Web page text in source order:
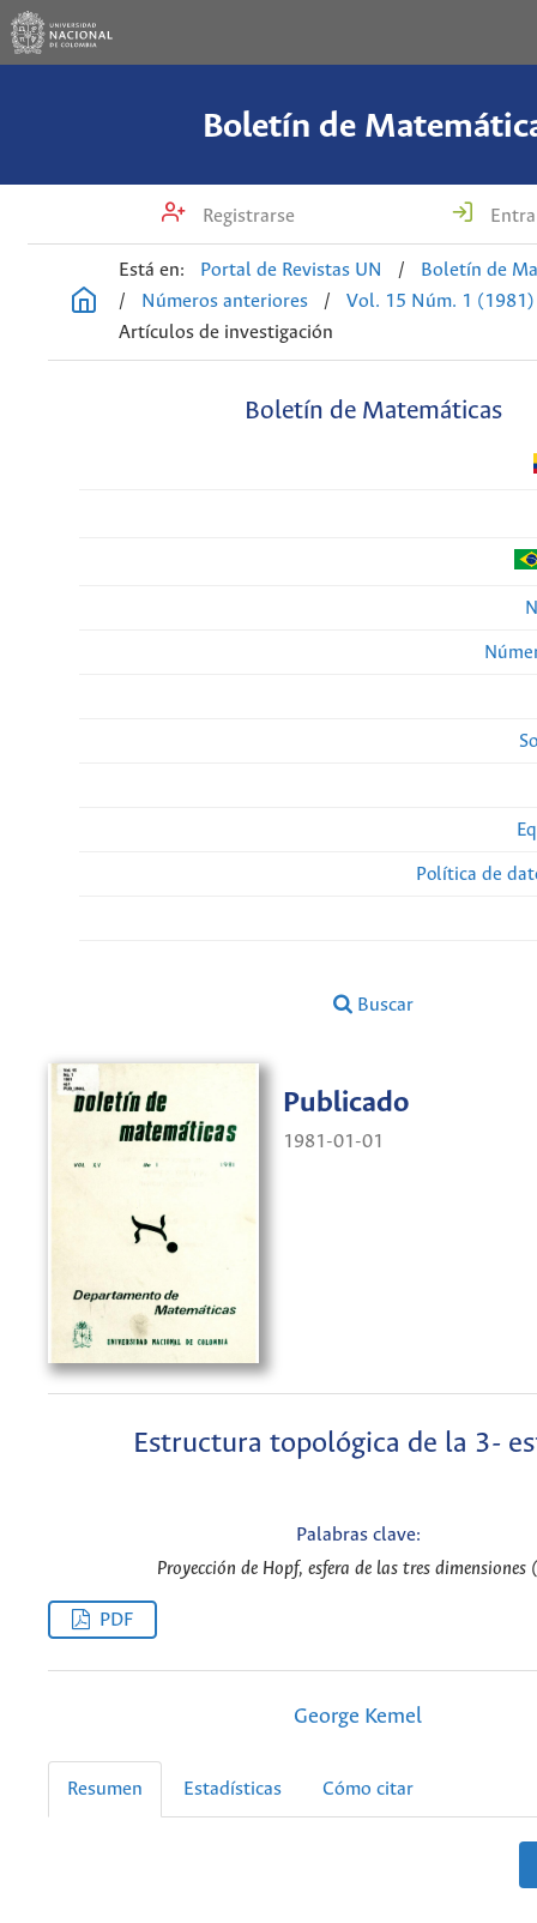
Boletín de
Registrarse
Está en: Portal de Revistas UN /
Boletín de
/
Números anteriores /
Vol. 15 Núm. 1 (1981)
Artículos de investigación
Boletín de Matemáticas
Política de
Buscar
Publicado
1981-01-01
Estructura topológica de la 3-
Palabras clave:
Proyección de Hopf, esfera de las tres dimensiones
PDF
George Kemel
Resumen Estadísticas Cómo citar